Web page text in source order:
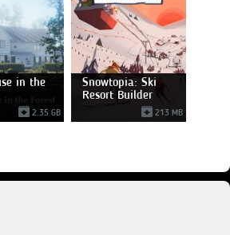
in the
2.35 GB
Snowtopia: Ski
Resort Builder
213 MB